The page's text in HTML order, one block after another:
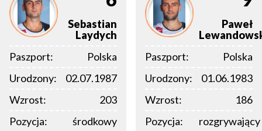
Sebastian
Laydych
Paszport:
Polska
Urodzony:
02.07.1987
Wzrost:
203
Pozycja:
środkowy
Paweł
Paszport:
Polska
Urodzony:
01.06.1983
Wzrost:
186
Pozycja:
rozgrywający